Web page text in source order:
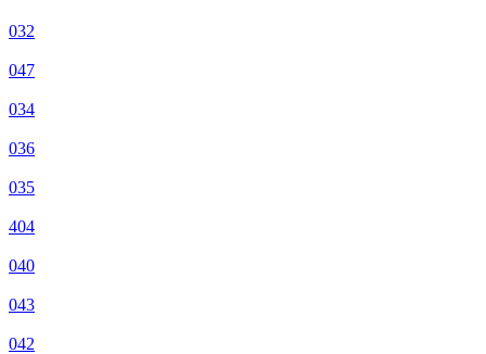
032
047
034
036
035
404
040
043
042